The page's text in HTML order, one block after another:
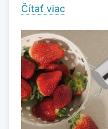
Čítať viac